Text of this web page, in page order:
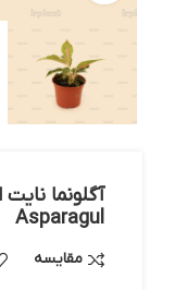
Asparagul
مقایسه